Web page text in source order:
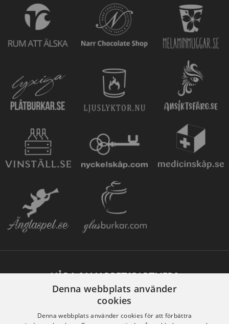
VÅRA SAMARBETSPARTNERS
Denna webbplats använder
cookies
Denna webbplats använder cookies för att förbättra